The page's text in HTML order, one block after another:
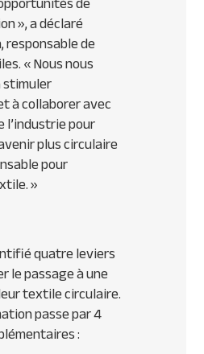
»,a déclaré
responsable de
« Nous nous
à collaborer avec
l’industrie pour
plus circulaire
pour
»
quatre leviers
le passage à une
textile circulaire.
passe par 4
: